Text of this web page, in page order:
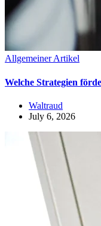
Allgemeiner Artikel
Welche Strategien
Waltraud
July 6, 2026